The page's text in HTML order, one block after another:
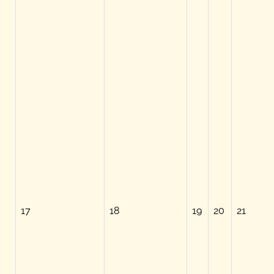
17 18 19 20 21